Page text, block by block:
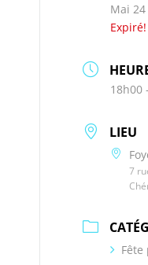
Mai 24
Expiré!
18h00
LIEU
7
Fête